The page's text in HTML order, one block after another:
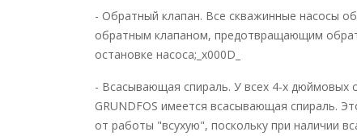
- Обратный клапан. Все скважинные насосы
обратным клапаном, предотвращающим
остановке насоса;_x000D_
- Всасывающая спираль. У всех 4-х дюймовых
GRUNDFOS имеется всасывающая спираль.
от работы "всухую", поскольку при наличии